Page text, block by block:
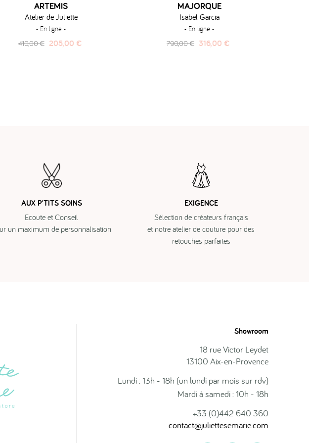
ARTEMIS
Atelier de Juliette
- En ligne -
Prix
410,00 € Prix
205,00 €
MAJORQUE
Isabel Garcia
- En ligne -
Prix
790,00 € Prix
316,00 €
AUX P'TITS SOINS
Ecoute et Conseil
un maximum de personnalisation
EXIGENCE
Sélection de créateurs français
et notre atelier de couture pour des
retouches parfaites
Showroom
18 rue Victor Leydet
13100 Aix-en-Provence
Lundi : 13h - 18h (un lundi par mois sur rdv)
Mardi à samedi : 10h - 18h
+33 (0)442 640 360
contact@juliettesemarie.com